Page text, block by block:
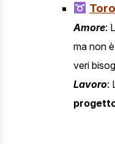
Toro
Amore:
ma non
veri
Lavoro: